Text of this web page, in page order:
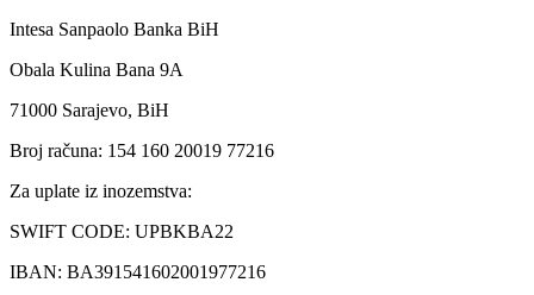
Intesa Sanpaolo Banka BiH
Obala Kulina Bana 9A
71000 Sarajevo, BiH
Broj računa: 154 160 20019 77216
Za uplate iz inozemstva:
SWIFT CODE: UPBKBA22
IBAN: BA391541602001977216